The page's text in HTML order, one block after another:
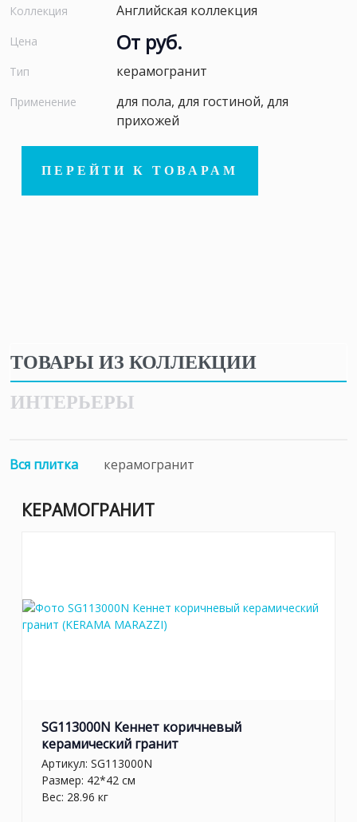
Коллекция Английская коллекция
Цена От руб.
Тип керамогранит
Применение
для пола, для гостиной, для
прихожей
ПЕРЕЙТИ К ТОВАРАМ
ТОВАРЫ ИЗ КОЛЛЕКЦИИ
ИНТЕРЬЕРЫ
Вся плитка керамогранит
КЕРАМОГРАНИТ
SG113000N Кеннет коричневый
керамический гранит
Артикул: SG113000N
Размер: 42*42 см
Вес: 28.96 кг